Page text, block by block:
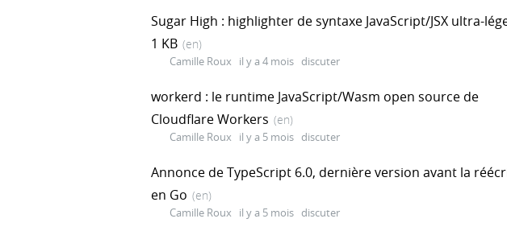
Sugar High : highlighter de syntaxe JavaScript/JSX ultra-
1 KB (en)
Camille Roux il y a 4 mois discuter
workerd : le runtime JavaScript/Wasm open source de
Cloudflare Workers (en)
Camille Roux il y a 5 mois discuter
Annonce de TypeScript 6.0, dernière version avant la
en Go (en)
Camille Roux il y a 5 mois discuter